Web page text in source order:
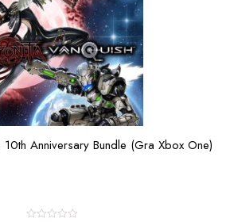
10th Anniversary Bundle (Gra Xbox One)